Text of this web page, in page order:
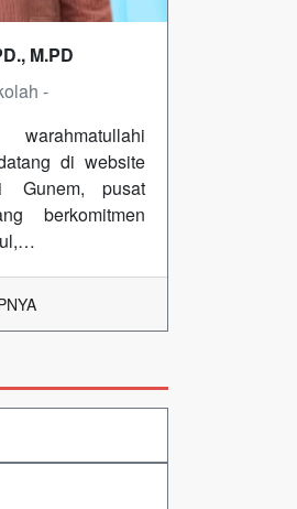
M.PD
-
di website
Gunem, pusat
berkomitmen